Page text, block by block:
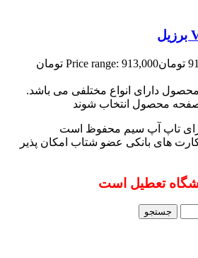
تومان
Price range: 913,000 تومان
محصول دارای انواع مختلفی می باشد.
محصول انتخاب شوند
تاپ آپ سیم محفوظ است
های بانکی عضو شتاب امکان پذیر
تعطیل است
جستجو